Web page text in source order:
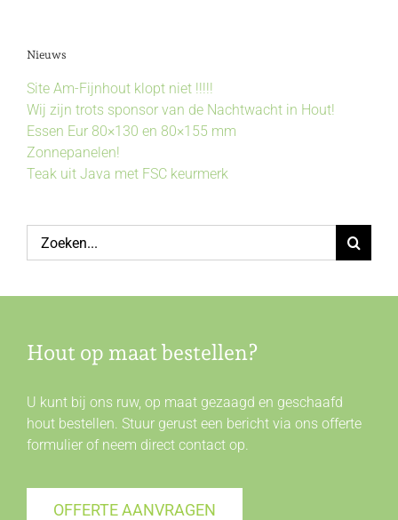
Nieuws
Site Am-Fijnhout klopt niet !!!!!
Wij zijn trots sponsor van de Nachtwacht in Hout!
Essen Eur 80×130 en 80×155 mm
Zonnepanelen!
Teak uit Java met FSC keurmerk
Zoeken
naar:
Hout op maat bestellen?
U kunt bij ons ruw, op maat gezaagd en geschaafd
hout bestellen. Stuur gerust een bericht via ons offerte
formulier of neem direct contactop.
OFFERTE AANVRAGEN